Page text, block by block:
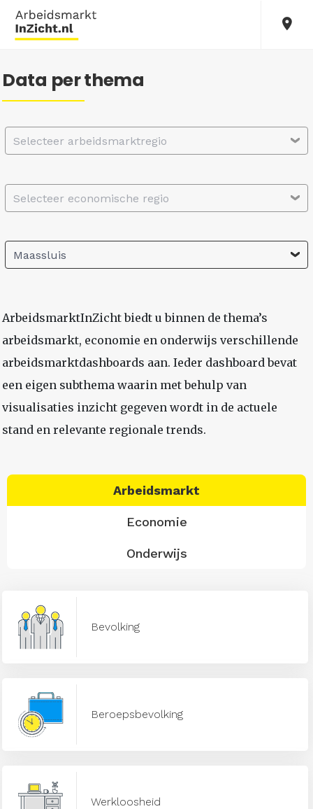
Data per thema
Selecteer arbeidsmarktregio
Selecteer economische regio
Maassluis
ArbeidsmarktInZicht biedt u binnen de thema’s
arbeidsmarkt, economie en onderwijs verschillende
arbeidsmarktdashboards aan. Ieder dashboard bevat
een eigen subthema waarin met behulp van
visualisaties inzicht gegeven wordt in de actuele
stand en relevante regionale trends.
Arbeidsmarkt
Economie
Onderwijs
Bevolking
Beroepsbevolking
Werkloosheid